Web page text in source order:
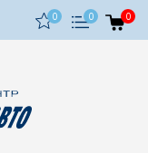
0 0 0